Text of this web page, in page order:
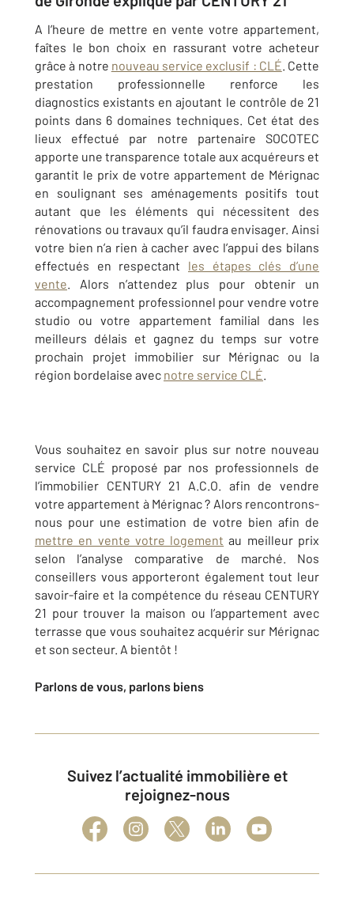
A l’heure de mettre en vente votre appartement,
faîtes le bon choix en rassurant votre acheteur
grâce à notre nouveau service exclusif : CLÉ. Cette
prestation professionnelle renforce les
diagnostics existants en ajoutant le contrôle de 21
points dans 6 domaines techniques. Cet état des
lieux effectué par notre partenaire SOCOTEC
apporte une transparence totale aux acquéreurs et
garantit le prix de votre appartement de Mérignac
en soulignant ses aménagements positifs tout
autant que les éléments qui nécessitent des
rénovations ou travaux qu’il faudra envisager. Ainsi
votre bien n’a rien à cacher avec l’appui des bilans
effectués en respectant les étapes clés d’une
vente. Alors n’attendez plus pour obtenir un
accompagnement professionnel pour vendre votre
studio ou votre appartement familial dans les
meilleurs délais et gagnez du temps sur votre
prochain projet immobilier sur Mérignac ou la
région bordelaise avec notre service CLÉ.
Vous souhaitez en savoir plus sur notre nouveau
service CLÉ proposé par nos professionnels de
l’immobilier CENTURY 21 A.C.O. afin de vendre
votre appartement à Mérignac ? Alors rencontrons-
nous pour une estimation de votre bien afin de
mettre en vente votre logement au meilleur prix
selon l’analyse comparative de marché. Nos
conseillers vous apporteront également tout leur
savoir-faire et la compétence du réseau CENTURY
21 pour trouver la maison ou l’appartement avec
terrasse que vous souhaitez acquérir sur Mérignac
et son secteur. A bientôt !
Parlons de vous, parlons biens
Suivez l’actualité immobilière et
rejoignez-nous